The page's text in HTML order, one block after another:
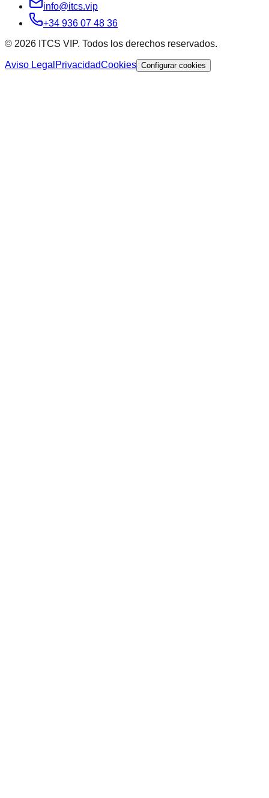
info@itcs.vip
+34 936 07 48 36
© 2026 ITCS VIP. Todos los derechos reservados.
Aviso Legal PrivacidadCookies Configurar cookies